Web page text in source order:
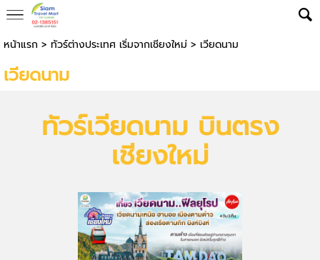
หน้าแรก > ทัวร์ต่างประเทศ เริ่มจากเชียงใหม่> เวียดนาม
เวียดนาม
ทัวร์เวียดนาม บินตรง
เชียงใหม่